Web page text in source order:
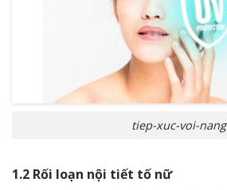
tiep-xuc-voi-nang
1.2 Rối loạn nội tiết tố nữ